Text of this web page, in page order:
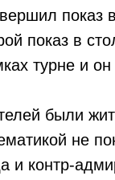
показ
показ в
турне и
были
не
и контр-